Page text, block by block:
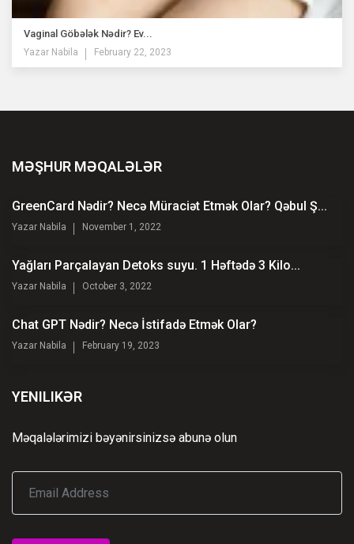
Vaginal Göbələk Nədir? Ev...
Yazar Nabila February 22, 2023
MƏŞHUR MƏQALƏLƏR
GreenCard Nədir? Necə Müraciət Etmək Olar? Qəbul Ş...
Yazar Nabila November 1, 2022
Yağları Parçalayan Detoks suyu. 1 Həftədə 3 Kilo...
Yazar Nabila October 3, 2022
Chat GPT Nədir? Necə İstifadə Etmək Olar?
Yazar Nabila February 19, 2023
YENILIKƏR
Məqalələrimizi bəyənirsinizsə abunə olun